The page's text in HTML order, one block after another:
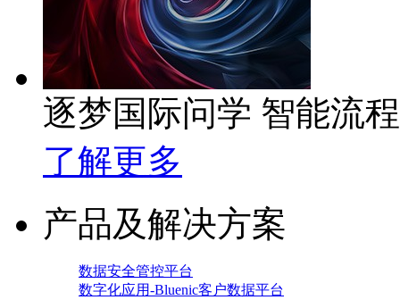
逐梦国际问学 智能流
了解更多
产品及解决方案
数据安全管控平台
数字化应用-Bluenic客户数据平台